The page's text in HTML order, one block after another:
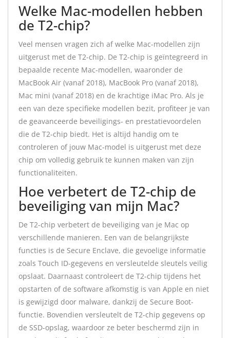
Welke Mac-modellen hebben
de T2-chip?
Veel mensen vragen zich af welke Mac-modellen zijn
uitgerust met de T2-chip. De T2-chip is geïntegreerd in
bepaalde recente Mac-modellen, waaronder de
MacBook Air (vanaf 2018), MacBook Pro (vanaf 2018),
Mac mini (vanaf 2018) en de krachtige iMac Pro. Als je
een van deze specifieke modellen bezit, profiteer je van
de geavanceerde beveiligings- en prestatievoordelen
die de T2-chip biedt. Het is altijd handig om te
controleren of jouw Mac-model is uitgerust met deze
chip om volledig gebruik te kunnen maken van zijn
functionaliteiten.
Hoe verbetert de T2-chip de
beveiliging van mijn Mac?
De T2-chip verbetert de beveiliging van je Mac op
verschillende manieren. Een van de belangrijkste
functies is de Secure Enclave, die gevoelige informatie
zoals Touch ID-gegevens en versleutelde sleutels veilig
opslaat. Daarnaast controleert de T2-chip tijdens het
opstarten of de software afkomstig is van Apple en niet
is gewijzigd door malware, dankzij de Secure Boot-
functie. Bovendien versleutelt de T2-chip gegevens op
de SSD-opslag, waardoor ze beter beschermd zijn in